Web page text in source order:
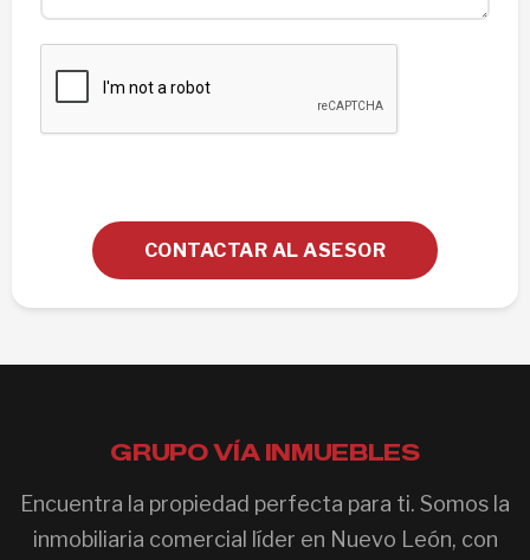
CONTACTAR AL ASESOR
GRUPO VÍA INMUEBLES
Encuentra la propiedad perfecta para ti. Somos la
inmobiliaria comercial líder en Nuevo León, con